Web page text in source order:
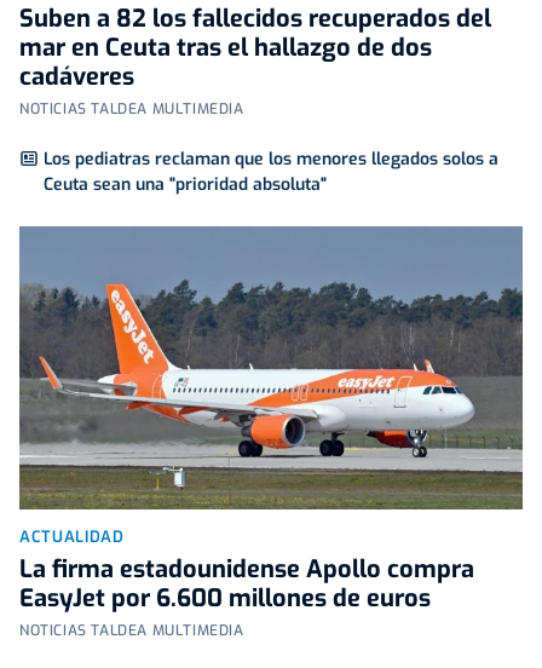
Suben a 82 los fallecidos recuperados del
mar en Ceuta tras el hallazgo de dos
cadáveres
NOTICIAS TALDEA MULTIMEDIA
Los pediatras reclaman que los menores llegados solos a
Ceuta sean una "prioridad absoluta"
ACTUALIDAD
La firma estadounidense Apollo compra
EasyJet por 6.600 millones de euros
NOTICIAS TALDEA MULTIMEDIA